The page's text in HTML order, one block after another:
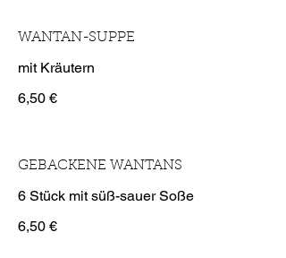
WANTAN-SUPPE
mit Kräutern
6,50 €
GEBACKENE WANTANS
6 Stück mit süß-sauer Soße
6,50 €